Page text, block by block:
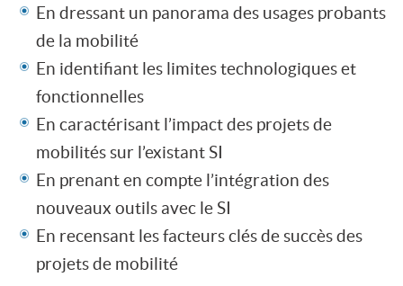
En dressant un panorama des usages probants
de la mobilité
En identifiant les limites technologiques et
fonctionnelles
En caractérisant l’impact des projets de
mobilités sur l’existant SI
En prenant en compte l’intégration des
nouveaux outils avec le SI
En recensant les facteurs clés de succès des
projets de mobilité